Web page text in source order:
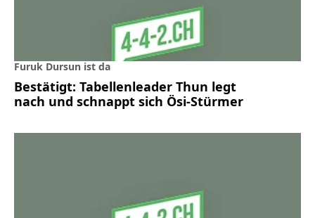
Furuk Dursun ist da
Bestätigt: Tabellenleader Thun legt
nach und schnappt sich Ösi-Stürmer